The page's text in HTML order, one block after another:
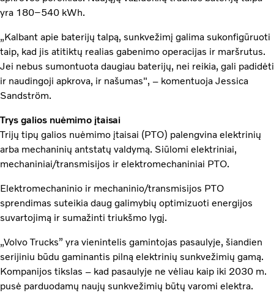
yra 180–540 kWh.
„Kalbant apie baterijų talpą, sunkvežimį galima sukonfigūruoti
taip, kad jis atitiktų realias gabenimo operacijas ir maršrutus.
Jei nebus sumontuota daugiau baterijų, nei reikia, gali padidėti
ir naudingoji apkrova, ir našumas", – komentuoja Jessica
Sandström.
Trys galios nuėmimo įtaisai
Trijų tipų galios nuėmimo įtaisai (PTO) palengvina elektrinių
arba mechaninių antstatų valdymą. Siūlomi elektriniai,
mechaniniai/transmisijos ir elektromechaniniai PTO.
Elektromechaninio ir mechaninio/transmisijos PTO
sprendimas suteikia daug galimybių optimizuoti energijos
suvartojimą ir sumažinti triukšmo lygį.
„Volvo Trucks” yra vienintelis gamintojas pasaulyje, šiandien
serijiniu būdu gaminantis pilną elektrinių sunkvežimių gamą.
Kompanijos tikslas – kad pasaulyje ne vėliau kaip iki 2030 m.
pusė parduodamų naujų sunkvežimių būtų varomi elektra.